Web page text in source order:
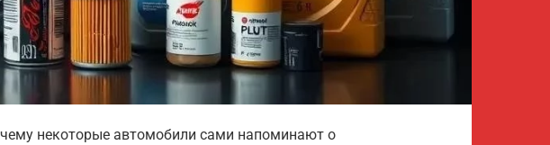
некоторые автомобили сами напоминают о